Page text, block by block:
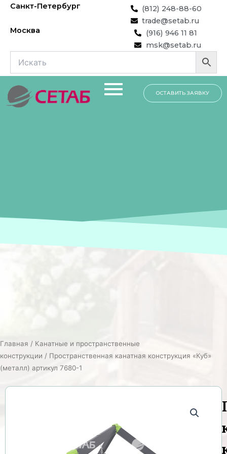
Перейти
содержимому
Санкт-Петербург
(812) 248-88-60
trade@setab.ru
Москва
(916) 946 11 81
msk@setab.ru
ОСТАВИТЬ ЗАЯВКУ
Главная / Канатные и пространственные
конструкции / Пространственная канатная конструкция «Куб»
(металл) артикул 7680-1